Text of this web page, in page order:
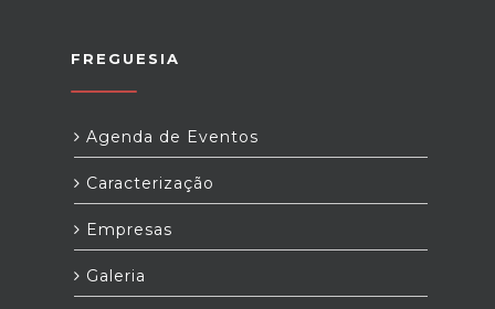
FREGUESIA
Agenda de Eventos
Caracterização
Empresas
Galeria